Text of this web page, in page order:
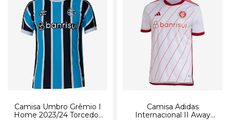
Camisa Umbro Grêmio I
Home 2023/24 Torcedor
Camisa Adidas
Internacional II Away